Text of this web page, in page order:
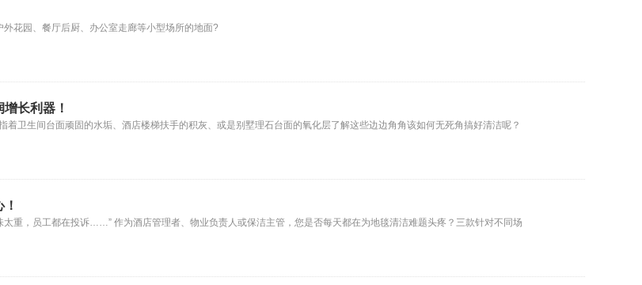
花园、餐厅后厨、办公室走廊等小型场所的地面?
长利器！
卫生间台面顽固的水垢、酒店楼梯扶手的积灰、或是别墅理石台面的氧化层了解这些边边角角该如何无死角搞好清洁呢？
太重，员工都在投诉……” 作为酒店管理者、物业负责人或保洁主管，您是否每天都在为地毯清洁难题头疼？三款针对不同场